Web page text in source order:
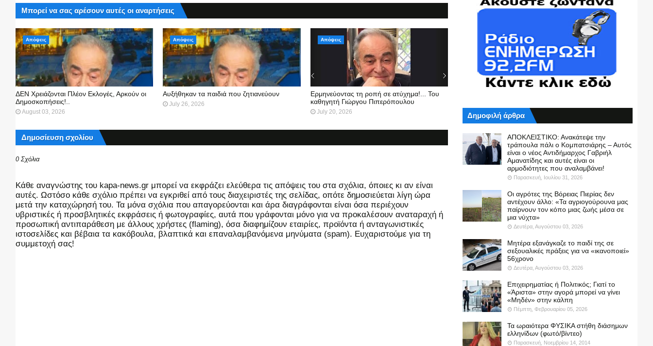
Μπορεί να σας αρέσουν αυτές οι αναρτήσεις
Απόψεις
ΔΕΝ Χρειάζονται Πλέον Εκλογές, Αρκούν οι
Δημοσκοπήσεις!..
August 03, 2026
Απόψεις
Αυξήθηκαν τα παιδιά που ζητιανεύουν
July 26, 2026
Απόψεις
Ερμηνεύοντας τη ροπή σε ατύχημα!... Του
καθηγητή Γιώργου Πιπερόπουλου
July 20, 2026
Δημοσίευση σχολίου
0 Σχόλια
Kάθε αναγνώστης του kapa-news.gr μπορεί να εκφράζει ελεύθερα τις απόψεις του στα σχόλια, όποιες κι αν είναι
αυτές. Ωστόσο κάθε σχόλιο πρέπει να εγκριθεί από τους διαχειριστές της σελίδας, οπότε δημοσιεύεται λίγη ώρα
μετά την καταχώρησή του. Τα μόνα σχόλια που απαγορεύονται και άρα διαγράφονται είναι όσα περιέχουν
υβριστικές ή προσβλητικές εκφράσεις ή φωτογραφίες, αυτά που γράφονται μόνο για να προκαλέσουν αναταραχή ή
προσωπική αντιπαράθεση με άλλους χρήστες (flaming), όσα διαφημίζουν εταιρίες, προϊόντα ή ανταγωνιστικές
ιστοσελίδες και βέβαια τα κακόβουλα, βλαπτικά και επαναλαμβανόμενα μηνύματα (spam). Ευχαριστούμε για τη
συμμετοχή σας!
Δημοφιλή άρθρα
ΑΠΟΚΛΕΙΣΤΙΚΟ: Ανακάτεψε την
τράπουλα πάλι ο Κομπατσιάρης – Αυτός
είναι ο νέος Αντιδήμαρχος Γαβριήλ
Αμανατίδης και αυτές είναι οι
αρμοδιότητες που αναλαμβάνει!
Παρασκευή, Ιουλίου 31, 2026
Οι αγρότες της Βόρειας Πιερίας δεν
αντέχουν άλλο: «Τα αγριογούρουνα μας
παίρνουν τον κόπο μιας ζωής μέσα σε
μια νύχτα»
Δευτέρα, Αυγούστου 03, 2026
Μητέρα εξανάγκαζε το παιδί της σε
σεξουαλικές πράξεις για να «ικανοποιεί»
56χρονο
Δευτέρα, Αυγούστου 03, 2026
Επιχειρηματίας ή Πολιτικός; Γιατί το
«Άριστα» στην αγορά μπορεί να γίνει
«Μηδέν» στην κάλπη
Πέμπτη, Φεβρουαρίου 05, 2026
Τα ωραιότερα ΦΥΣΙΚΑ στήθη διάσημων
ελληνίδων (φωτό/βίντεο)
Παρασκευή, Νοεμβρίου 14, 2014